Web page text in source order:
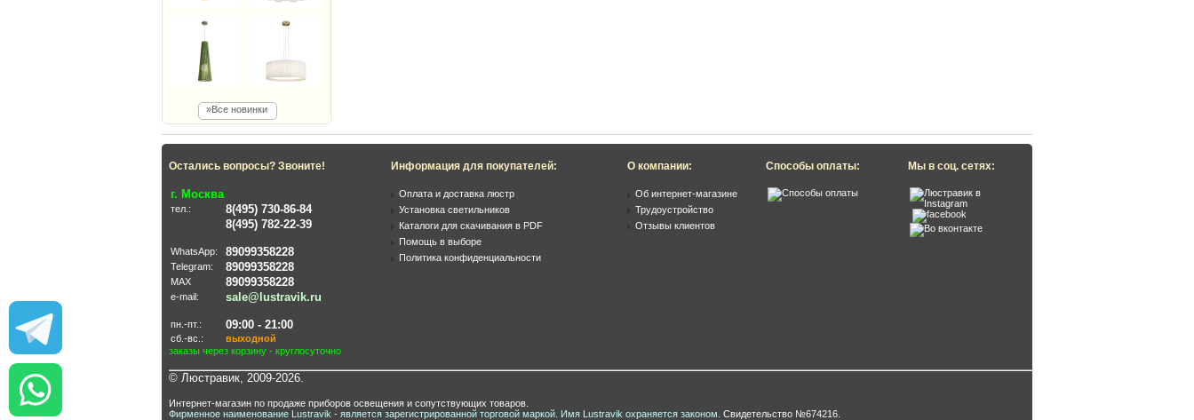
»Все новинки
Остались вопросы? Звоните!
г. Москва
тел.:
8(495) 730-86-84
8(495) 782-22-39
WhatsApp: 89099358228
Telegram: 89099358228
MAX 89099358228
e-mail: sale@lustravik.ru
пн.-пт.: 09:00 - 21:00
сб.-вс.:
выходной
заказы через корзину - круглосуточно
Информация для покупателей:
Оплата и доставка люстр
Установка светильников
Каталоги для скачивания в PDF
Помощь в выборе
Политика конфиденциальности
О компании:
Об интернет-магазине
Трудоустройство
Отзывы клиентов
Способы оплаты: Мы в соц. сетях:
© Люстравик, 2009-2026.
Интернет-магазин по продаже приборов освещения и сопутствующих товаров.
Фирменное наименование Lustravik - является зарегистрированной торговой маркой. Имя Lustravik охраняется законом. Свидетельство №674216